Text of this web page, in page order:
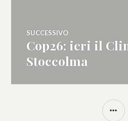
SUCCESSIVO
Articolo
successivo:
Cop26: ieri il
Stoccolma